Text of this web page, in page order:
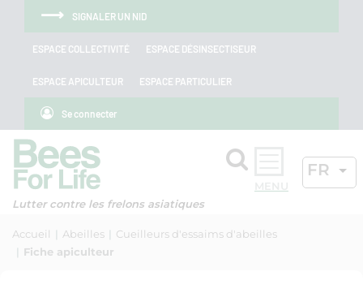
Panneau de gestion des cookies
Aller au menu
Aller au contenu
Aller à la recherche
SIGNALER UN NID
ESPACE COLLECTIVITÉ ESPACE DÉSINSECTISEUR
ESPACE APICULTEUR ESPACE PARTICULIER
Se connecter
Lutter contre les frelons asiatiques
Rechercher
FR
Accueil Abeilles
Cueilleurs d'essaims d'abeilles
Fiche apiculteur